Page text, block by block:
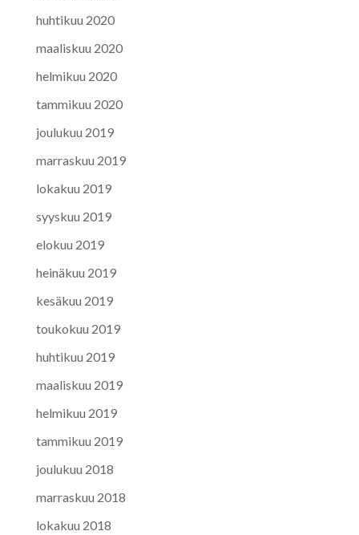
huhtikuu 2020
maaliskuu 2020
helmikuu 2020
tammikuu 2020
joulukuu 2019
marraskuu 2019
lokakuu 2019
syyskuu 2019
elokuu 2019
heinäkuu 2019
kesäkuu 2019
toukokuu 2019
huhtikuu 2019
maaliskuu 2019
helmikuu 2019
tammikuu 2019
joulukuu 2018
marraskuu 2018
lokakuu 2018